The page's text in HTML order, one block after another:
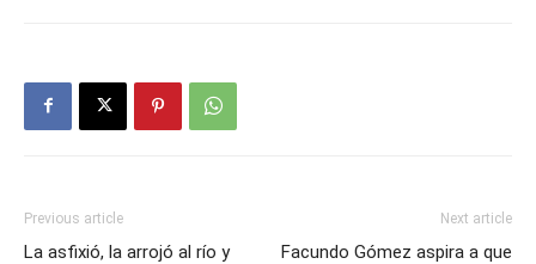
Previous article
La asfixió, la arrojó al río y
Next article
Facundo Gómez aspira a que